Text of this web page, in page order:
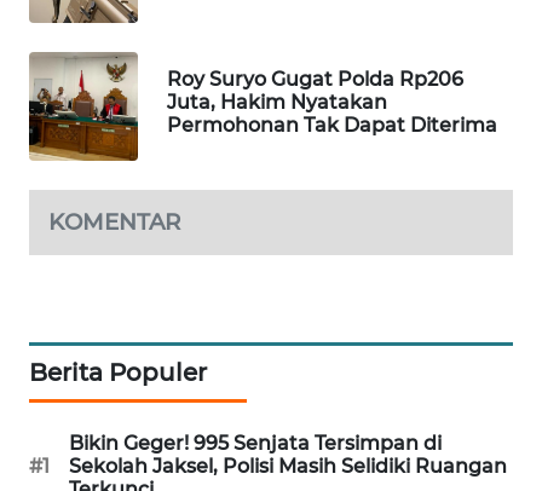
Roy Suryo Gugat Polda Rp206
Juta, Hakim Nyatakan
Permohonan Tak Dapat Diterima
KOMENTAR
Berita Populer
#1
Bikin Geger! 995 Senjata Tersimpan di
Sekolah Jaksel, Polisi Masih Selidiki Ruangan
PORTAL
FORWAMKI
SIDIKALANG